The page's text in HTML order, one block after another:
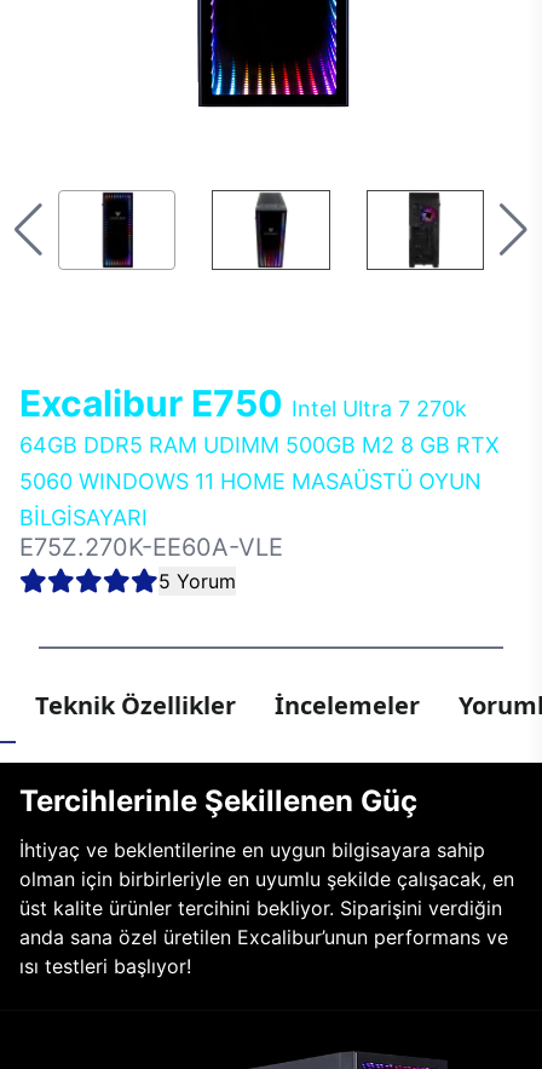
Excalibur E750 Intel Ultra 7 270k
64GB DDR5 RAM UDIMM 500GB M2 8 GB RTX
5060 WINDOWS 11 HOME MASAÜSTÜ OYUN
BİLGİSAYARI
E75Z.270K-EE60A-VLE
5 Yorum
Teknik Özellikler İncelemeler
Tercihlerinle Şekillenen Güç
İhtiyaç ve beklentilerine en uygun bilgisayara sahip
olman için birbirleriyle en uyumlu şekilde çalışacak, en
üst kalite ürünler tercihini bekliyor. Siparişini verdiğin
anda sana özel üretilen Excalibur’unun performans ve
ısı testleri başlıyor!